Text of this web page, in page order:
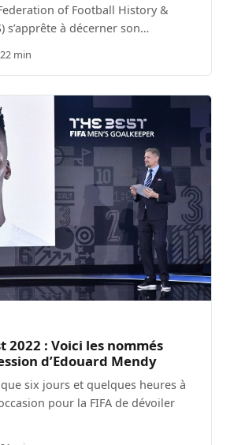
of Football History &
s’apprête à décerner son…
2 min
2022 : Voici les nommés
d’Edouard Mendy
six jours et quelques heures à
pour la FIFA de dévoiler